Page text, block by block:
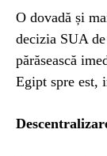
O dovadă și
decizia SUA
părăsească
Egipt spre est,